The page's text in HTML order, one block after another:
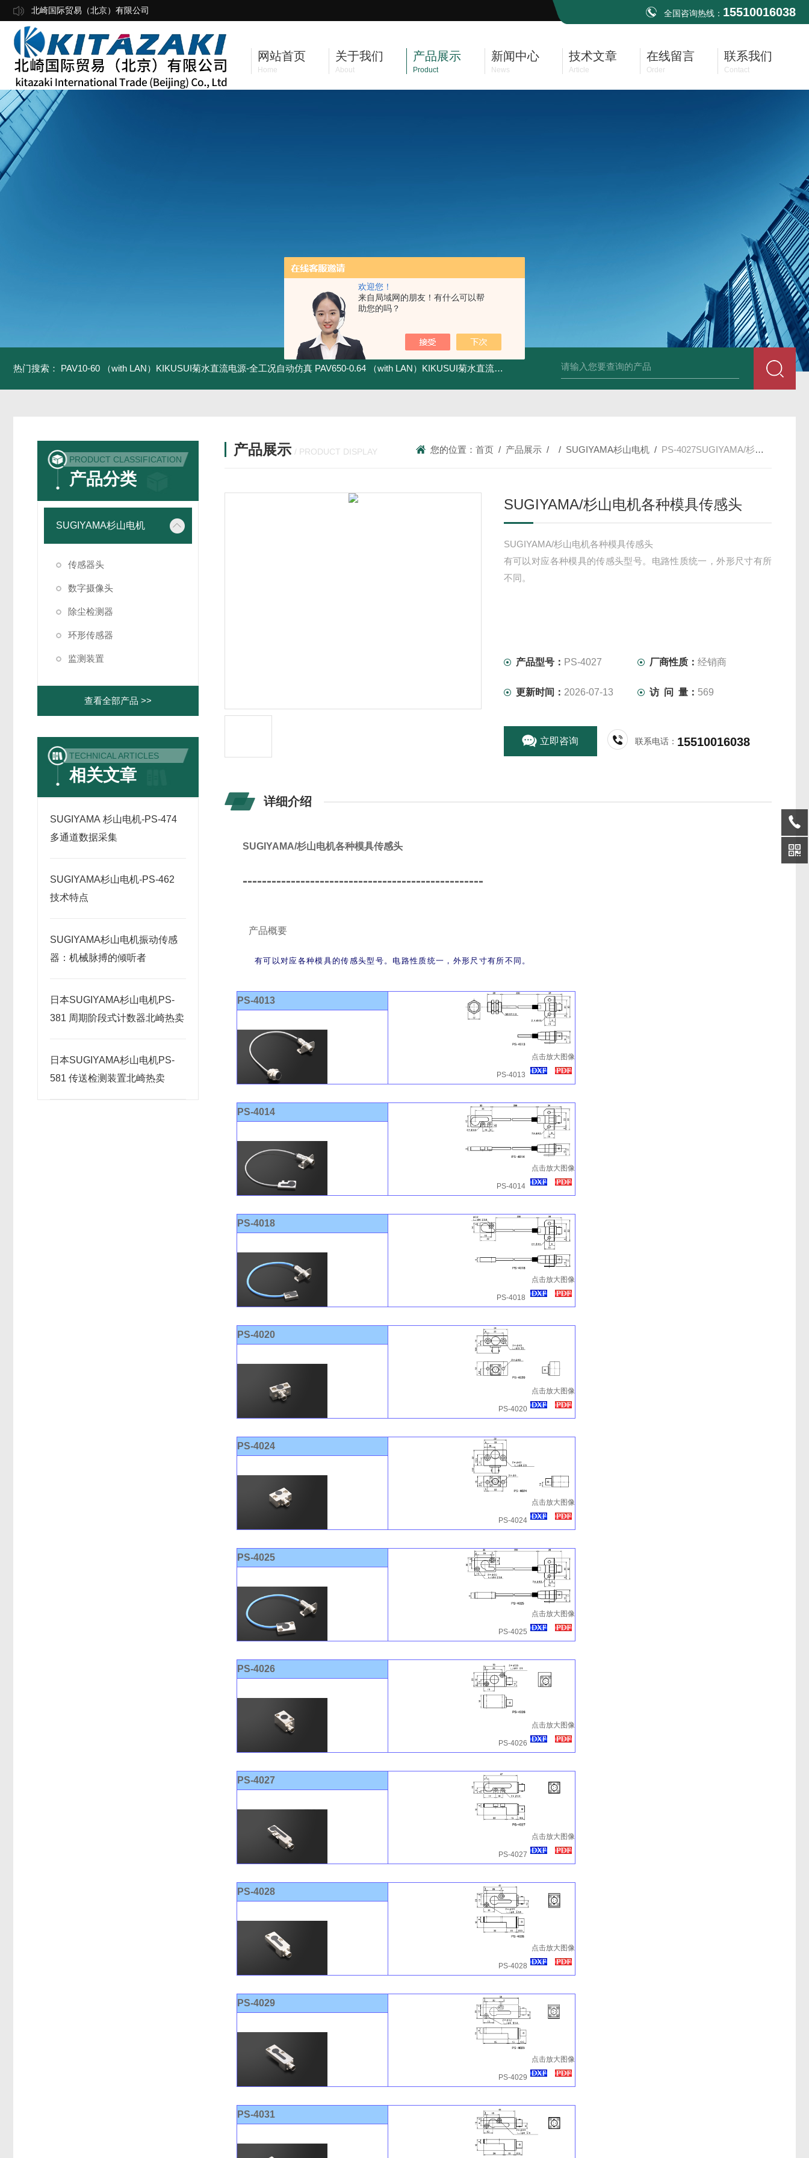
欢迎您！
来自局域网的朋友！有什么可以帮
助您的吗？
北崎国际贸易（北京）有限公司 全国咨询热线： 15510016038
网站首页
Home
关于我们
About
产品展示
Product
新闻中心
News
技术文章
Article
在线留言
Order
联系我们
Contact
热门搜索： PAV10-60 （with LAN）KIKUSUI菊水直流电源-全工况自动仿真 PAV650-0.64 （with LAN）KIKUSUI菊水直流电源-四象限节能测试 PAV320-1.3 （with LAN）KIKUSUI菊水直流电源-故障快
PRODUCT CLASSIFICATION
产品分类
SUGIYAMA杉山电机
传感器头
数字摄像头
除尘检测器
环形传感器
监测装置
查看全部产品 >>
TECHNICAL ARTICLES
相关文章
SUGIYAMA 杉山电机-PS-474
多通道数据采集
SUGIYAMA杉山电机-PS-462
技术特点
SUGIYAMA杉山电机振动传感
器：机械脉搏的倾听者
日本SUGIYAMA杉山电机PS-
381 周期阶段式计数器北崎热卖
日本SUGIYAMA杉山电机PS-
581 传送检测装置北崎热卖
产品展示 / PRODUCT DISPLAY 您的位置：首页 / 产品展示 / / SUGIYAMA杉山电机 / PS-4027SUGIYAMA/杉山电机各种模具传感头
SUGIYAMA/杉山电机各种模具传感头
SUGIYAMA/杉山电机各种模具传感头
有可以对应各种模具的传感头型号。电路性质统一，外形尺寸有所
不同。
产品型号： PS-4027 厂商性质：经销商
更新时间： 2026-07-13 访 问 量： 569
立即咨询 联系电话： 15510016038
详细介绍
SUGIYAMA/杉山电机各种模具传感头
--------------------------------------------------
产品概要
有可以对应各种模具的传感头型号。电路性质统一，外形尺寸有所不同。
PS-4013
点击放大图像
PS-4013
PS-4014
点击放大图像
PS-4014
PS-4018
点击放大图像
PS-4018
PS-4020
点击放大图像
PS-4020
PS-4024
点击放大图像
PS-4024
PS-4025
点击放大图像
PS-4025
PS-4026
点击放大图像
PS-4026
PS-4027
点击放大图像
PS-4027
PS-4028
点击放大图像
PS-4028
PS-4029
点击放大图像
PS-4029
PS-4031